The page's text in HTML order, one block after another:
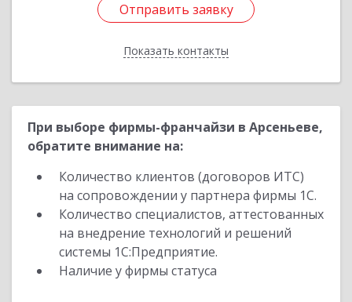
Отправить заявку
Показать контакты
Отправить заявку
Назад
При выборе фирмы-франчайзи в Арсеньеве,
обратите внимание на:
Количество клиентов (договоров ИТС)
на сопровождении у партнера фирмы 1С.
Количество специалистов, аттестованных
на внедрение технологий и решений
системы 1С:Предприятие.
Наличие у фирмы статуса